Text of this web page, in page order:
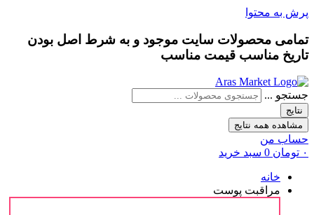
پرش به محتوا
تمامی محصولات سایت موجود و به شرط اصل بودن
تاریخ مناسب قیمت مناسب
جستجو ...
نتایج
مشاهده همه نتایج
حساب من
۰ تومان 0 سبد خرید
خانه
مراقبت پوست